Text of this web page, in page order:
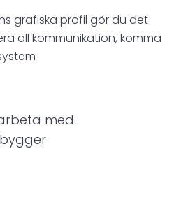
grafiska profil gör du det
all kommunikation, komma
med